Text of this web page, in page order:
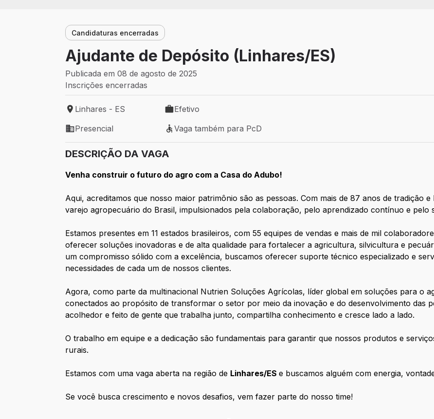
Candidaturas encerradas
Ajudante de Depósito (Linhares/ES)
Publicada em 08 de agosto de 2025
Inscrições encerradas
Local de trabalho: Linhares - ES
Linhares - ES
Tipo de vaga: Efetivo
Efetivo
Modelo de trabalho: Presencial
Presencial
Vaga também para PcD
Vaga também para PcD
DESCRIÇÃO DA VAGA
Venha construir o futuro do agro com a Casa do Adubo!
Aqui, acreditamos que nosso maior patrimônio são as pessoas. Com mais de 87 anos de tradição
varejo agropecuário do Brasil, impulsionados pela colaboração, pelo aprendizado contínuo e pelo
Estamos presentes em 11 estados brasileiros, com 55 equipes de vendas e mais de mil
oferecer soluções inovadoras e de alta qualidade para fortalecer a agricultura, silvicultura e
um compromisso sólido com a excelência, buscamos oferecer suporte técnico especializado e
necessidades de cada um de nossos clientes.
Agora, como parte da multinacional Nutrien Soluções Agrícolas, líder global em soluções para o
conectados ao propósito de transformar o setor por meio da inovação e do desenvolvimento das
acolhedor e feito de gente que trabalha junto, compartilha conhecimento e cresce lado a lado.
O trabalho em equipe e a dedicação são fundamentais para garantir que nossos produtos e
rurais.
Estamos com uma vaga aberta na região de Linhares/ESe buscamos alguém com energia,
Se você busca crescimento e novos desafios, vem fazer parte do nosso time!